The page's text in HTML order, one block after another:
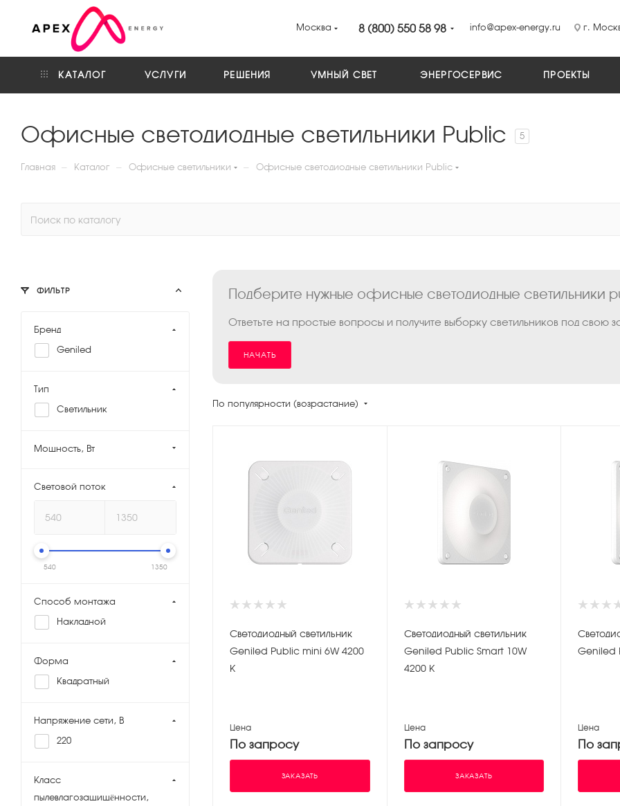
Москва 8 (800) 550 58 98 info@apex-energy.ru г.
КАТАЛОГ УСЛУГИ РЕШЕНИЯ УМНЫЙ СВЕТ ЭНЕРГОСЕРВИС ПРОЕКТЫ
Офисные светодиодные светильники Public 5
Главная — Каталог — Офисные светильники — Офисные светодиодные светильники Public
Подберите нужные офисные светодиодные светильники
Ответьте на простые вопросы и получите выборку светильников под свою
НАЧАТЬ
По популярности (возрастание)
Светодиодный светильник
Geniled Public mini 6W 4200
К
Цена
По запросу
ЗАКАЗАТЬ
Светодиодный светильник
Geniled Public Smart 10W
4200 К
Цена
По запросу
ЗАКАЗАТЬ
Geniled
Цена
По
ФИЛЬТР
Бренд
Geniled
Тип
Светильник
Мощность, Вт
Световой поток
540 1350
Способ монтажа
Накладной
Форма
Квадратный
Напряжение сети, В
220
Класс
пылевлагозащищённости,